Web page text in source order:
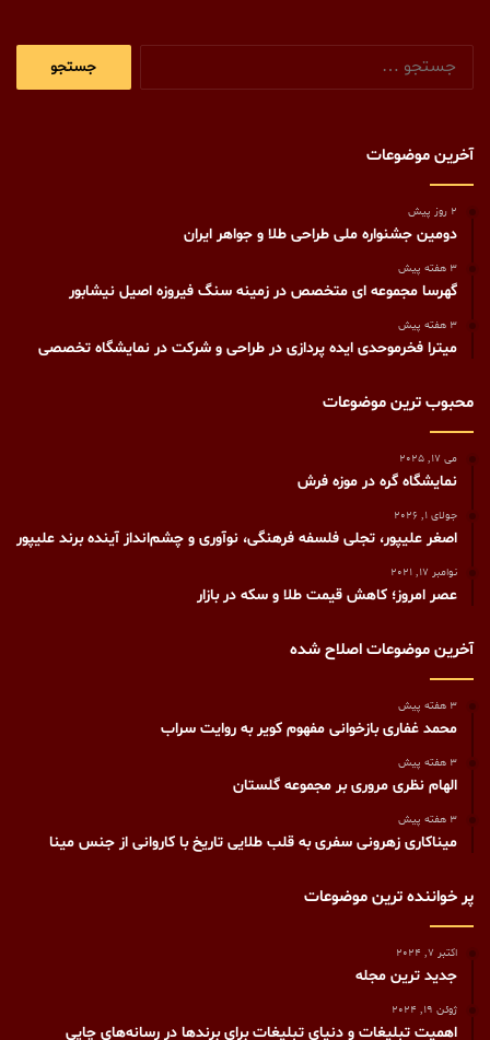
آخرین موضوعات
2 روز پیش
دومین جشنواره ملی طراحی طلا و جواهر ایران
3 هفته پیش
گهرسا مجموعه ای متخصص در زمینه سنگ فیروزه اصیل نیشابور
3 هفته پیش
میترا فخرموحدی ایده پردازی در طراحی و شرکت در نمایشگاه تخصصی
محبوب ترین موضوعات
می 17, 2025
نمایشگاه گره در موزه فرش
جولای 1, 2026
اصغر علیپور، تجلی فلسفه فرهنگی، نوآوری و چشم‌انداز آینده برند علیپور
نوامبر 17, 2021
عصر امروز؛ کاهش قیمت طلا و سکه در بازار
آخرین موضوعات اصلاح شده
3 هفته پیش
محمد غفاری بازخوانی مفهوم کویر به روایت سراب
3 هفته پیش
الهام نظری مروری بر مجموعه گلستان
3 هفته پیش
میناکاری زهرونی سفری به قلب طلایی تاریخ با کاروانی از جنس مینا
پر خواننده ترین موضوعات
اکتبر 7, 2024
جدید ترین مجله
ژوئن 19, 2024
اهمیت تبلیغات و دنیای تبلیغات برای برندها در رسانه‌های چاپی